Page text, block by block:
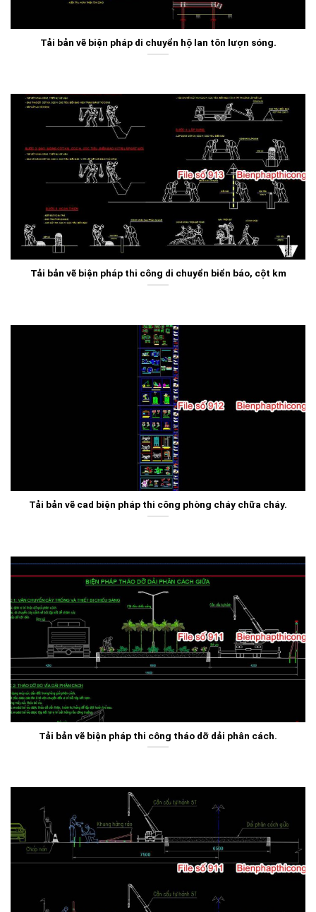
Tải bản vẽ biện pháp di chuyển hộ lan tôn lượn sóng.
Tải bản vẽ biện pháp thi công di chuyển biển báo, cột km
Tải bản vẽ cad biện pháp thi công phòng cháy chữa cháy.
Tải bản vẽ biện pháp thi công tháo dỡ dải phân cách.